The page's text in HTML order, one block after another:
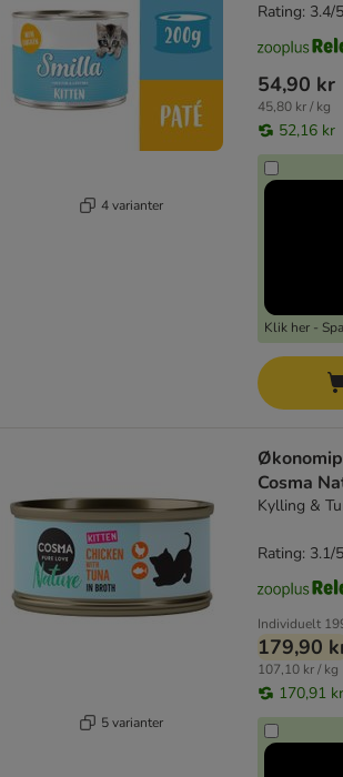
4 varianter
54,90 kr
45,80 kr / kg
52,16 kr
Klik her -
Rating: 3.4/5
5 varianter
Cosma
Kylling &
Individuelt
179,90
107,10 kr / kg
170,91 kr
Rating: 3.1/5